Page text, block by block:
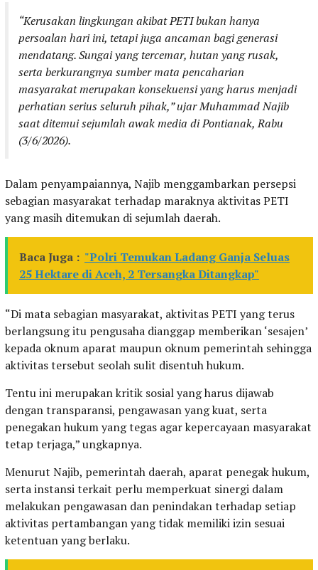
“Kerusakan lingkungan akibat PETI bukan hanya
persoalan hari ini, tetapi juga ancaman bagi generasi
mendatang. Sungai yang tercemar, hutan yang rusak,
serta berkurangnya sumber mata pencaharian
masyarakat merupakan konsekuensi yang harus menjadi
perhatian serius seluruh pihak,” ujar Muhammad Najib
saat ditemui sejumlah awak media di Pontianak, Rabu
(3/6/2026).
Dalam penyampaiannya, Najib menggambarkan persepsi
sebagian masyarakat terhadap maraknya aktivitas PETI
yang masih ditemukan di sejumlah daerah.
Baca Juga : "Polri Temukan Ladang Ganja Seluas
25 Hektare di Aceh, 2 Tersangka Ditangkap"
“Di mata sebagian masyarakat, aktivitas PETI yang terus
berlangsung itu pengusaha dianggap memberikan ‘sesajen’
kepada oknum aparat maupun oknum pemerintah sehingga
aktivitas tersebut seolah sulit disentuh hukum.
Tentu ini merupakan kritik sosial yang harus dijawab
dengan transparansi, pengawasan yang kuat, serta
penegakan hukum yang tegas agar kepercayaan masyarakat
tetap terjaga,” ungkapnya.
Menurut Najib, pemerintah daerah, aparat penegak hukum,
serta instansi terkait perlu memperkuat sinergi dalam
melakukan pengawasan dan penindakan terhadap setiap
aktivitas pertambangan yang tidak memiliki izin sesuai
ketentuan yang berlaku.